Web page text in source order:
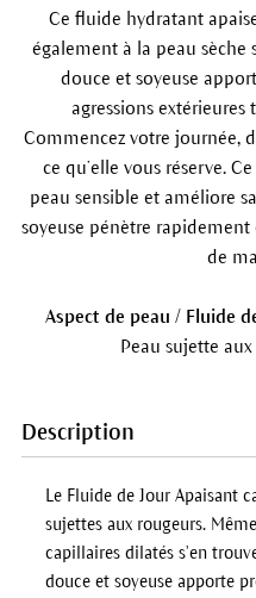
Ce fluide hydratant
également à la peau sèche
douce et soyeuse
agressions
Commencez votre journée,
ce qu’elle vous réserve.
peau sensible et améliore
soyeuse pénètre
de
Aspect de peau / Fluide
Peau sujette
Description
Le Fluide de Jour Apaisant
sujettes aux rougeurs.
capillaires dilatés s’en
douce et soyeuse apporte